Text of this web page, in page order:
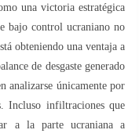
una victoria estratégica
bajo control ucraniano no
obteniendo una ventaja a
de desgaste generado
analizarse únicamente por
Incluso infiltraciones que
a la parte ucraniana a